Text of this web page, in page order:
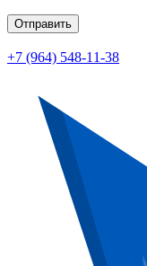
Отправить
+7 (964) 548-11-38